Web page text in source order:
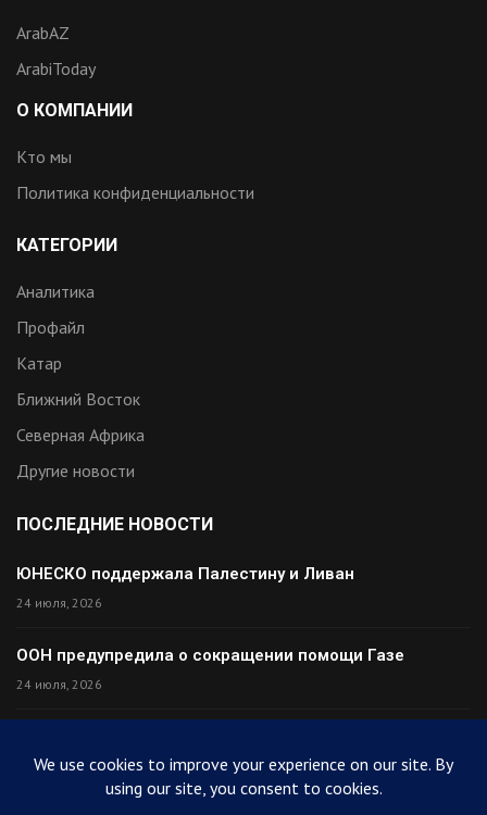
ArabAZ
ArabiToday
О КОМПАНИИ
Кто мы
Политика конфиденциальности
КАТЕГОРИИ
Аналитика
Профайл
Катар
Ближний Восток
Северная Африка
Другие новости
ПОСЛЕДНИЕ НОВОСТИ
ЮНЕСКО поддержала Палестину и Ливан
24 июля, 2026
ООН предупредила о сокращении помощи Газе
24 июля, 2026
24 июля, 2026